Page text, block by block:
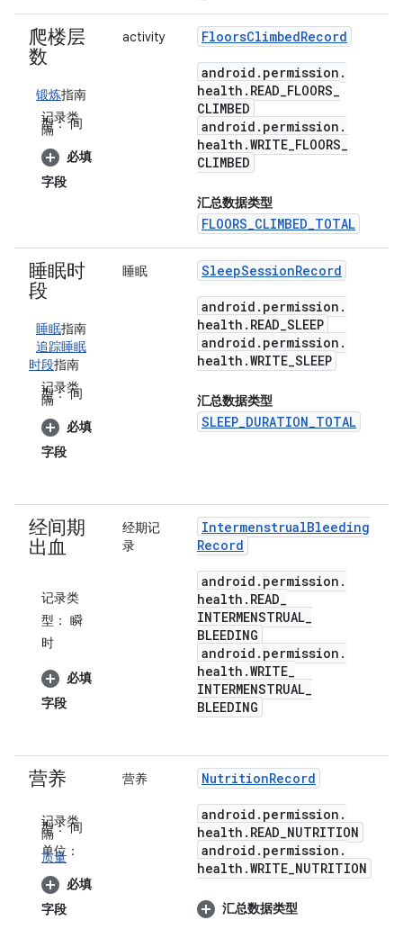
爬楼层
数
锻炼指南
记录类
型：间
隔
必填
字段
activity FloorsClimbedRecord
android . permission .
health . READ_FLOORS_
CLIMBED
android . permission .
health .WRITE_FLOORS_
CLIMBED
汇总数据类型
FLOORS_CLIMBED_TOTAL
睡眠时
段
睡眠指南
追踪睡眠
时段指南
记录类
型：间
隔
必填
字段
睡眠 SleepSessionRecord
android . permission .
health . READ_SLEEP
android . permission .
health .WRITE_SLEEP
汇总数据类型
SLEEP_DURATION_TOTAL
经间期
出血
记录类
型： 瞬
时
必填
字段
经期记
录
IntermenstrualBleeding
Record
android . permission .
health . READ_
INTERMENSTRUAL_
BLEEDING
android . permission .
health .WRITE_
INTERMENSTRUAL_
BLEEDING
营养
记录类
型：间
隔
单位：
质量
必填
字段
营养 NutritionRecord
android . permission .
health . READ_NUTRITION
android . permission .
health .WRITE_NUTRITION
汇总数据类型